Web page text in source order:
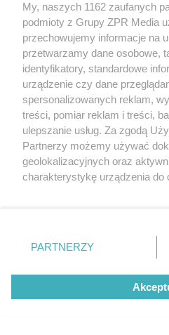
PIŁKA
Wisła Płock –
Kiedy nowy
My, naszych 1162 zaufanych
podmioty z Grupy ZPR Media
przechowujemy informacje na
przetwarzamy dane osobowe,
identyfikatory, standardowe
urządzenie czy dane
spersonalizowanych reklam,
treści, pomiar reklam i treści,
ulepszanie usług. Za zgodą
Partnerzy możemy używać
geolokalizacyjnych oraz
charakterystykę urządzenia do
zmienić/wycofać klikając
znajdujący się w lewym
rodzaje przetwarzania danych
użytkownika, ale masz prawo
przetwarzaniu. Preferencje
PARTNERZY